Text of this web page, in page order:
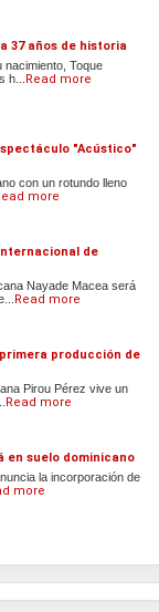
37 años de historia
Toque
h...
Read more
"Acústico"
con un rotundo lleno
more
de
Nayade Macea será
Read more
producción de
Pirou Pérez vive un
Read more
en suelo dominicano
la incorporación de
more